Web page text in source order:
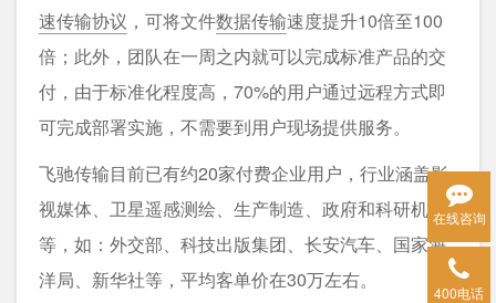
速传输协议 ，可将文件数据传输速度提升10倍至100
倍；此外，团队在一周之内就可以完成标准产品的交
付，由于标准化程度高，70%的用户通过远程方式即
可完成部署实施，不需要到用户现场提供服务。
飞驰传输目前已有约20家付费企业用户，行业涵盖影
视媒体、卫星遥感测绘、生产制造、政府和科研机构
等，如：外交部、科技出版集团、长安汽车、国家海
洋局、新华社等，平均客单价在30万左右。
在线咨询
400电话